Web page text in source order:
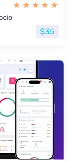
$35